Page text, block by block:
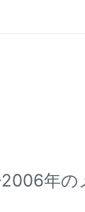
2006年の